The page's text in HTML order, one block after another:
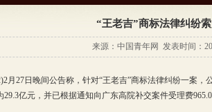
“王老吉”商标法律纠纷
来源：中国青年网 发表时间：
27日晚间公告称，针对“王老吉”商标法律纠纷一案，
亿元，并已根据通知向广东高院补交案件受理费